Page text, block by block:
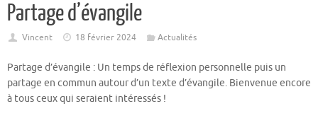
Partage d’évangile
Vincent 18 février 2024 Actualités
Partage d’évangile : Un temps de réflexion personnelle puis un
partage en commun autour d’un texte d’évangile. Bienvenue encore
à tous ceux qui seraient intéressés !